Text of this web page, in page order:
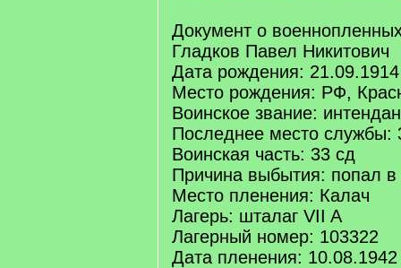
Документ о
Гладков Павел Никитович
Дата рождения: 21.09.1914
Место рождения: РФ,
Воинское звание:
Последнее место службы:
Воинская часть: 33 сд
Причина выбытия: попал в
Место пленения: Калач
Лагерь: шталаг VII A
Лагерный номер: 103322
Дата пленения: 10.08.1942